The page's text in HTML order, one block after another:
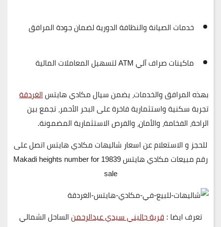
خدمات الصيانة والنظافة الدوريةلضمان جودة المرافق
ماكينات صراف آلي ATM لتسهيل المعاملات المالية
بهذه المرافق والخدمات، يضمنسيال مكادي هايتسالغردقة
تجربةسكنية واستثمارية فاخرة على البحر الأحمر، تجمع بين
الراحة، الفخامة، والأمان، والفرص الاستثمارية المضمونة.
للحجز و الاستعلام عن اسعار شاليهات مكادي هايتس اتصل على
رقم مبيعات مكادي هايتس 19839 Makadi heights number for
sale
تعرف ايضا :قرية جاليني سيدي عبدالرحمنالساحل الشمالي